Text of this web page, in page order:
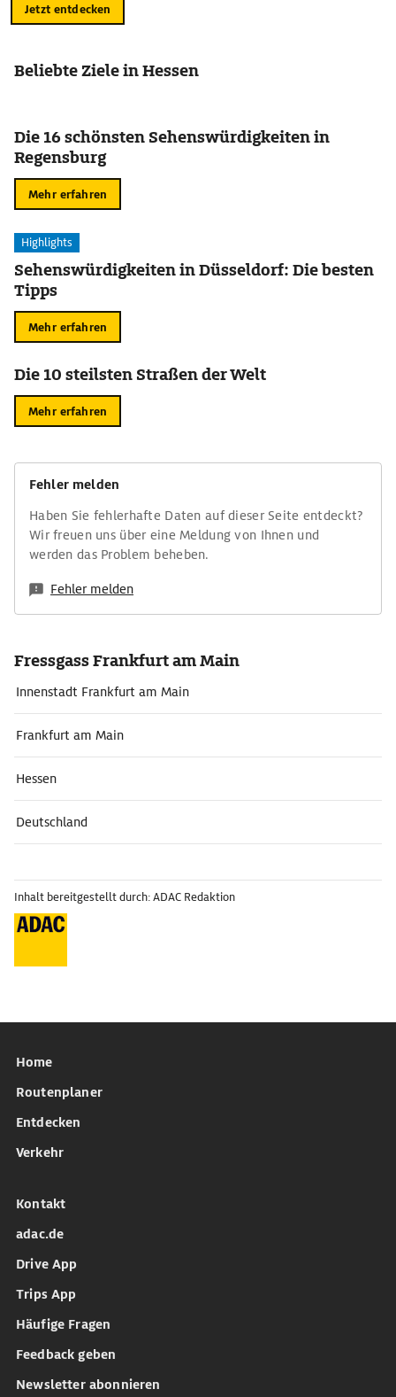
Jetzt entdecken
Beliebte Ziele in Hessen
Die 16 schönsten Sehenswürdigkeiten in
Regensburg
Mehr erfahren
Highlights
Sehenswürdigkeiten in Düsseldorf: Die besten
Tipps
Mehr erfahren
Die 10 steilsten Straßen der Welt
Mehr erfahren
Fehler melden
Haben Sie fehlerhafte Daten auf dieser Seite entdeckt?
Wir freuen uns über eine Meldung von Ihnen und
werden das Problem beheben.
Fehler melden
Fressgass Frankfurt am Main
Innenstadt Frankfurt am Main
Frankfurt am Main
Hessen
Deutschland
Inhalt bereitgestellt durch: ADAC Redaktion
Home
Routenplaner
Entdecken
Verkehr
Kontakt
adac.de
Drive App
Trips App
Häufige Fragen
Feedback geben
Newsletter abonnieren